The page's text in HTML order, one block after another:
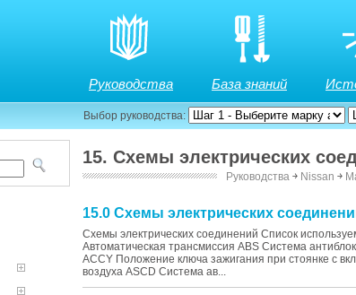
Руководства База знаний
Выбор руководства:
15. Схемы электрических
Руководства ￫ Nissan ￫
15.0 Схемы электрических
Схемы электрических соединений Список
Автоматическая трансмиссия ABS Система
ACCY Положение ключа зажигания при стоянке с
воздуха ASCD Система ав...